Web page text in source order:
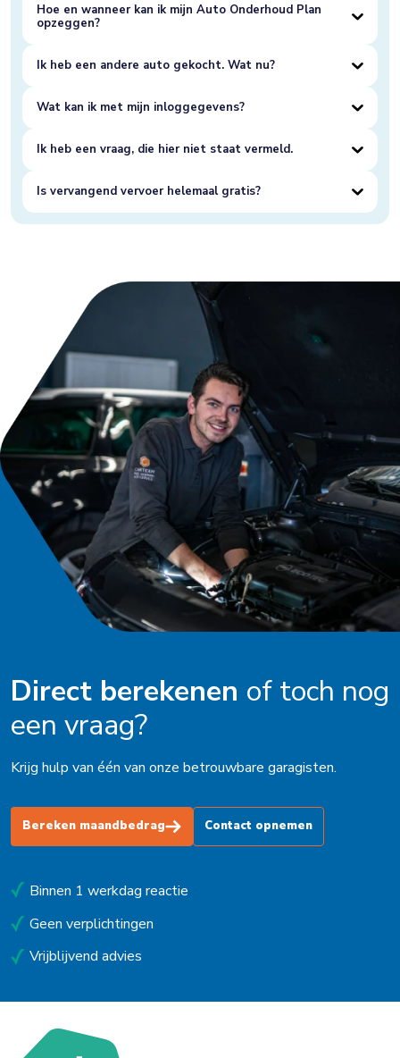
Hoe en wanneer kan ik mijn Auto Onderhoud Plan
opzeggen?
Ik heb een andere auto gekocht. Wat nu?
Wat kan ik met mijn inloggegevens?
Ik heb een vraag, die hier niet staat vermeld.
Is vervangend vervoer helemaal gratis?
Direct berekenen of toch nog
een vraag?
Krijg hulp van één van onze betrouwbare garagisten.
Bereken maandbedrag Contact opnemen
Binnen 1 werkdag reactie
Geen verplichtingen
Vrijblijvend advies